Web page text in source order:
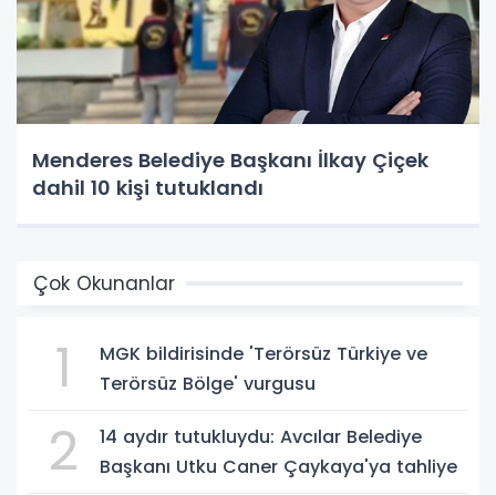
Menderes Belediye Başkanı İlkay Çiçek
dahil 10 kişi tutuklandı
Çok Okunanlar
1
MGK bildirisinde 'Terörsüz Türkiye ve
Terörsüz Bölge' vurgusu
2
14 aydır tutukluydu: Avcılar Belediye
Başkanı Utku Caner Çaykaya'ya tahliye